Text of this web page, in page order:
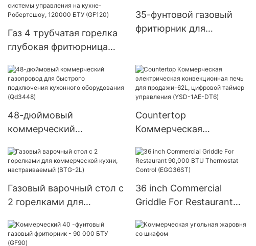
фритюрницы-230В
Газ 4 трубчатая горелка
глубокая фритюрница
системы управления на
кухне-Робертсшоу,
120000 БТУ (GF120)
35-фунтовой газовый
фритюрник для
48-дюймовый
коммерческий
подключения кухонного
оборудования (Qd3448)
Countertop
Коммерческая
конвекционная печь для
продажи-62L, цифровой
таймер управления
(YSD-1AE-DT6)
Газовый варочный стол с
2 горелками для
настраиваемый (BTG-2L)
36 inch Commercial
Griddle For Restaurant
Control (EGG36ST)